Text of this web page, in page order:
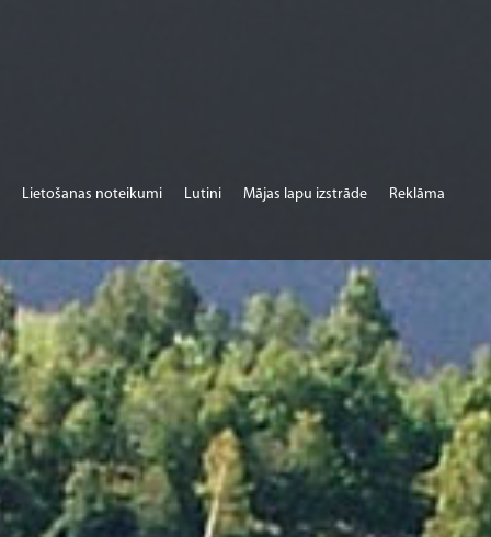
Lietošanas noteikumi Lutini Mājas lapu izstrāde Reklāma